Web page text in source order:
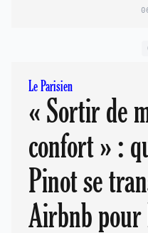
Le Parisien
« Sortir de
confort » :
Pinot se
Airbnb pour